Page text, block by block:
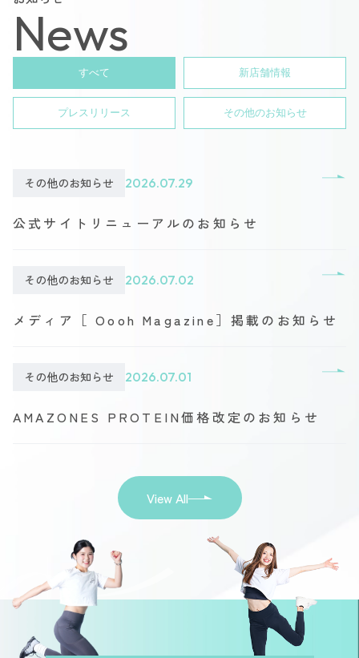
News
すべて 新店舗情報
プレスリリース その他のお知らせ
その他のお知らせ 2026.07.29
公式サイトリニューアルのお知らせ
その他のお知らせ 2026.07.02
メディア［ Oooh Magazine］掲載のお知らせ
その他のお知らせ 2026.07.01
AMAZONES PROTEIN価格改定のお知らせ
View All